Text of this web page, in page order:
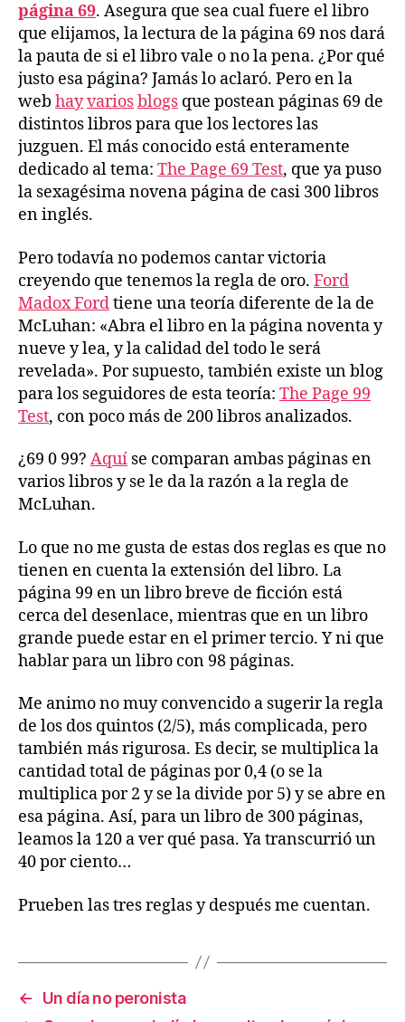
página 69. Asegura que sea cual fuere el libro
que elijamos, la lectura de la página 69 nos dará
la pauta de si el libro vale o no la pena. ¿Por qué
justo esa página? Jamás lo aclaró. Pero en la
web hayvariosblogs que postean páginas 69 de
distintos libros para que los lectores las
juzguen. El más conocido está enteramente
dedicado al tema: The Page 69 Test, que ya puso
la sexagésima novena página de casi 300 libros
en inglés.
Pero todavía no podemos cantar victoria
creyendo que tenemos la regla de oro. Ford
Madox Fordtiene una teoría diferente de la de
McLuhan: «Abra el libro en la página noventa y
nueve y lea, y la calidad del todo le será
revelada». Por supuesto, también existe un blog
para los seguidores de esta teoría: The Page 99
Test, con poco más de 200 libros analizados.
¿69 0 99? Aquí se comparan ambas páginas en
varios libros y se le da la razón a la regla de
McLuhan.
Lo que no me gusta de estas dos reglas es que no
tienen en cuenta la extensión del libro. La
página 99 en un libro breve de ficción está
cerca del desenlace, mientras que en un libro
grande puede estar en el primer tercio. Y ni que
hablar para un libro con 98 páginas.
Me animo no muy convencido a sugerir la regla
de los dos quintos (2/5), más complicada, pero
también más rigurosa. Es decir, se multiplica la
cantidad total de páginas por 0,4 (o se la
multiplica por 2 y se la divide por 5) y se abre en
esa página. Así, para un libro de 300 páginas,
leamos la 120 a ver qué pasa. Ya transcurrió un
40 por ciento…
Prueben las tres reglas y después me cuentan.
←
Un día no peronista